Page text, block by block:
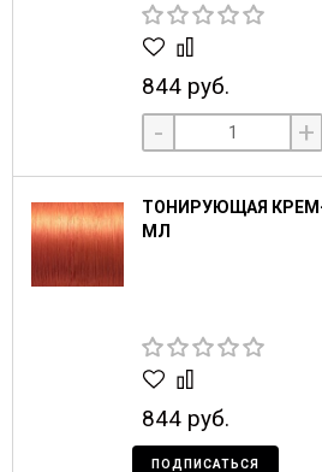
844 руб.
- +
ТОНИРУЮЩАЯ КРЕМ-
МЛ
844 руб.
ПОДПИСАТЬСЯ